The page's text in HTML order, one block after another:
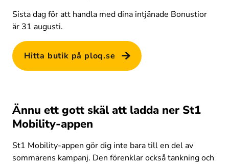
Sista dag för att handla med dina intjänade Bonustior
är 31 augusti.
Hitta butik på ploq.se
Ännu ett gott skäl att ladda ner St1
Mobility-appen
St1 Mobility-appen gör dig inte bara till en del av
sommarens kampanj. Den förenklar också tankning och